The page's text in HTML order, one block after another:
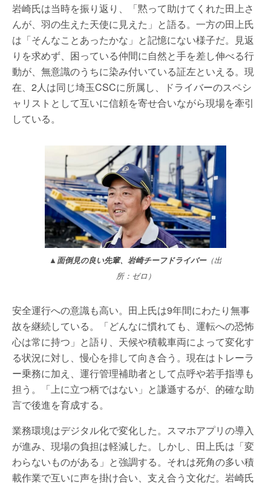
岩崎氏は当時を振り返り、「黙って助けてくれた田上さ
んが、羽の生えた天使に見えた」と語る。一方の田上氏
は「そんなことあったかな」と記憶にない様子だ。見返
りを求めず、困っている仲間に自然と手を差し伸べる行
動が、無意識のうちに染み付いている証左といえる。現
在、2人は同じ埼玉CSCに所属し、ドライバーのスペシ
ャリストとして互いに信頼を寄せ合いながら現場を牽引
している。
▲面倒見の良い先輩、岩崎チーフドライバー（出
所：ゼロ）
安全運行への意識も高い。田上氏は9年間にわたり無事
故を継続している。「どんなに慣れても、運転への恐怖
心は常に持つ」と語り、天候や積載車両によって変化す
る状況に対し、慢心を排して向き合う。現在はトレーラ
ー乗務に加え、運行管理補助者として点呼や若手指導も
担う。「上に立つ柄ではない」と謙遜するが、的確な助
言で後進を育成する。
業務環境はデジタル化で変化した。スマホアプリの導入
が進み、現場の負担は軽減した。しかし、田上氏は「変
わらないものがある」と強調する。それは死角の多い積
載作業で互いに声を掛け合い、支え合う文化だ。岩崎氏